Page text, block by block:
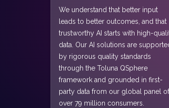
We understand that better input
leads to better outcomes, and that
trustworthy AI starts with high-
data. Our AI solutions are
by rigorous quality standards
through the Toluna QSphere
framework and grounded in first-
party data from our global panel of
over 79 million consumers.